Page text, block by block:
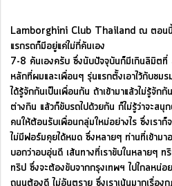
Lamborghini Club Thailand ณ ตอนนี้
แรกรถก็มีอยู่แค่ไม่กี่คันเอง
7-8 คันเองครับ ซึ่งนับปัจจุบันก็มีเกินลิมิตที่
หลักที่ผมและเพื่อนๆ รุ่นแรกตั้งเอาไว้กับชม
ได้รู้จักกันเป็นเพื่อนกัน ถ้าเข้ามาแล้วไม่รู้จั
ต่างกิน แล้วก็ขับรถไปด้วยกัน ก็ไม่รู้ว่าจะส
คนให้ต้อนรับเพื่อนกลุ่มใหม่อย่างไร ซึ่งเราก็
ไม่มีฟอร์มคุยได้หมด ซึ่งหลายๆ ท่านที่เข้ามา
บอกว่าอบอุ่นดี เส้นทางที่เราขับในหลายๆ
ทริป ซึ่งจะต้องขับจากกรุงเทพฯ ไปไกลหน่อ